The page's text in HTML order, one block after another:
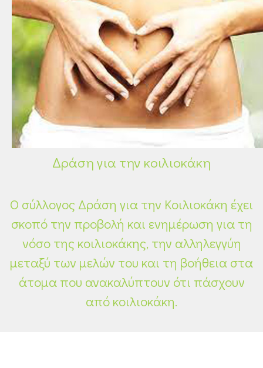
Δράση για την κοιλιοκάκη
Ο σύλλογος Δράση για την Κοιλιοκάκη έχει
σκοπό την προβολή και ενημέρωση για τη
νόσο της κοιλιοκάκης, την αλληλεγγύη
μεταξύ των μελών του και τη βοήθεια στα
άτομα που ανακαλύπτουν ότι πάσχουν
από κοιλιοκάκη.